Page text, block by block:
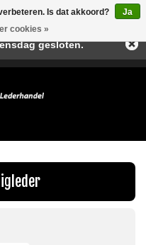
Is dat akkoord?
Ja
cookies »
zijn wij in juli en
gesloten.